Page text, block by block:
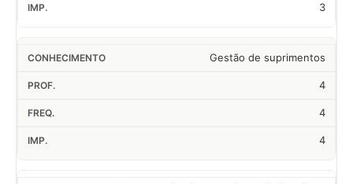
3
Gestão de suprimentos
4
4
4